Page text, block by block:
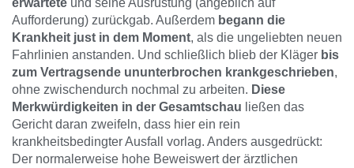
erwartete und seine Ausrüstung (angeblich auf
Aufforderung) zurückgab. Außerdem begann die
Krankheit just in dem Moment, als die ungeliebten neuen
Fahrlinien anstanden. Und schließlich blieb der Kläger bis
zum Vertragsende ununterbrochen krankgeschrieben,
ohne zwischendurch nochmal zu arbeiten. Diese
Merkwürdigkeiten in der Gesamtschau ließen das
Gericht daran zweifeln, dass hier ein rein
krankheitsbedingter Ausfall vorlag. Anders ausgedrückt:
Der normalerweise hohe Beweiswert der ärztlichen